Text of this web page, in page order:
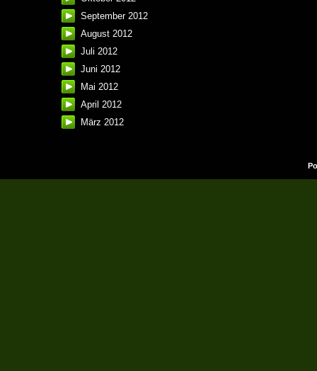
September 2012
August 2012
Juli 2012
Juni 2012
Mai 2012
April 2012
März 2012